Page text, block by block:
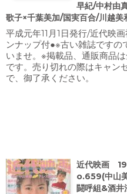
早紀/中村由
歌子×千葉美加/国実百合/川越
平成元年11月1日発行/近代映
ンナップ付●※古い雑誌ですの
いませ。※掲載品、通販商品
です。売り切れの際はキャン
で、御了承ください。
近代映画
o.659(中山
闘呼組&酒